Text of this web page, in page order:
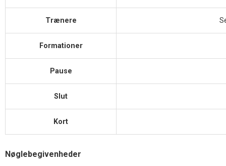
Trænere
Formationer
Pause
Slut
Kort
Nøglebegivenheder